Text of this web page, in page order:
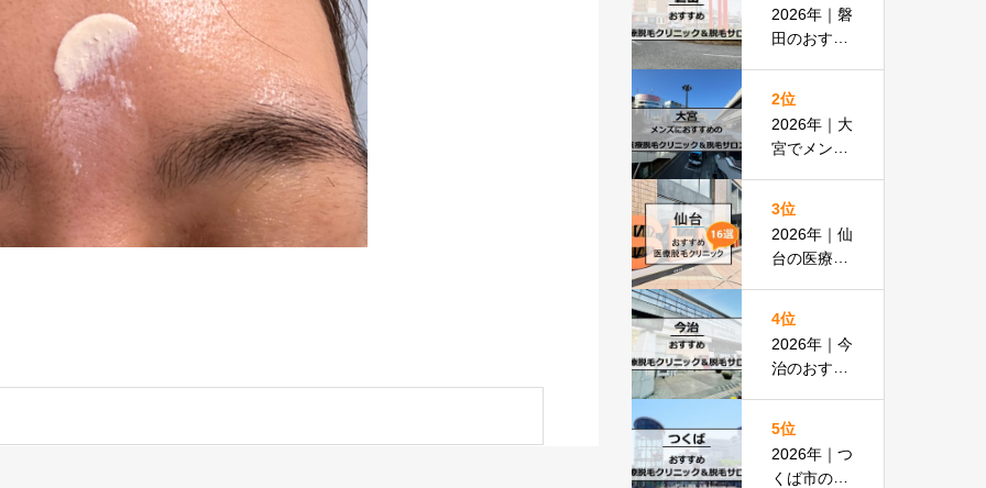
2026年｜磐
田のおすす
＆脱毛サロ
ン全8選
2位
2026年｜大
宮でメンズ
脱毛＆脱毛
サロン全16
選
3位
2026年｜仙
台の医療脱
払いOKの
安い医院も
紹介
4位
2026年｜今
治のおすす
＆脱毛サロ
ン全13選
5位
2026年｜つ
くば市のお